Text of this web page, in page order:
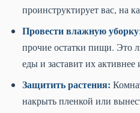
проинструктирует вас, на
Провести влажную
прочие остатки пищи. Это
еды и заставит их
Защитить растения:
накрыть пленкой или